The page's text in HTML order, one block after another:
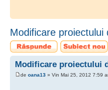
Modificare
Scrie un răspuns
Scrie un subiect
nou
Modificare proiectului
de oana13 » Vin Mai 25, 2012 7:59